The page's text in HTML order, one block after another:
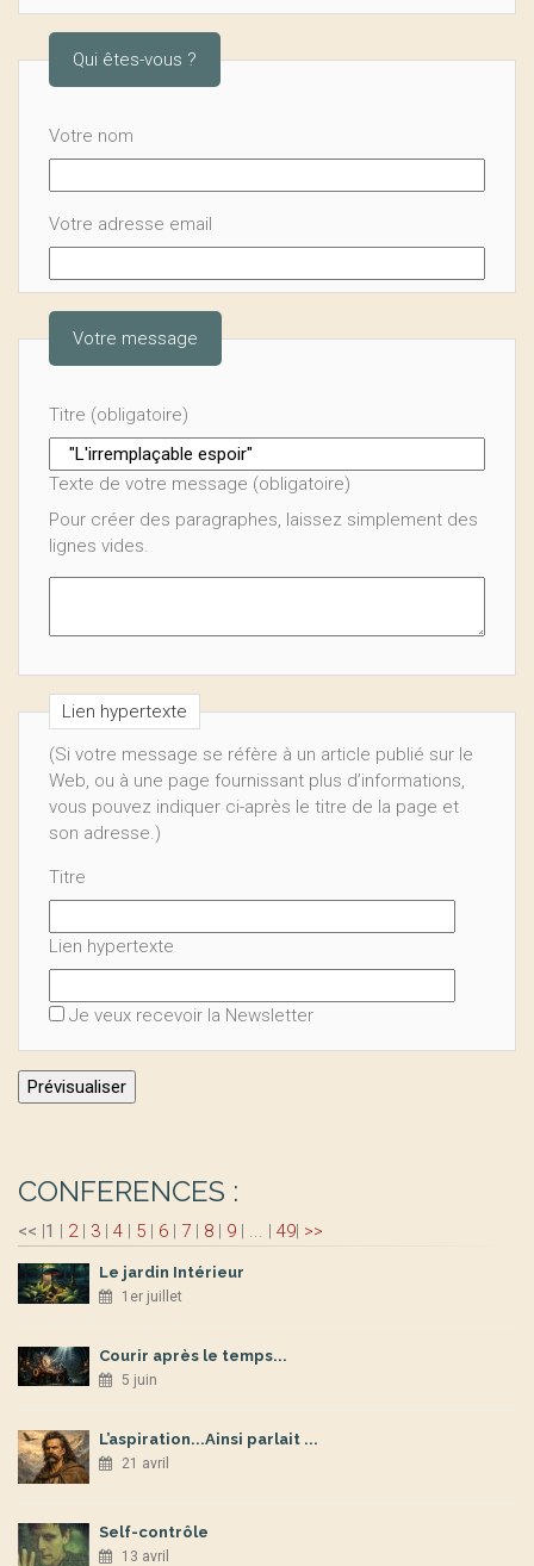
Qui êtes-vous ?
Votre nom
Votre adresse email
Votre message
Titre (obligatoire)
Texte de votre message (obligatoire)
Pour créer des paragraphes, laissez simplement des
lignes vides.
Lien hypertexte
(Si votre message se réfère à un article publié sur le
Web, ou à une page fournissant plus d’informations,
vous pouvez indiquer ci-après le titre de la page et
son adresse.)
Titre
Lien hypertexte
Je veux recevoir la Newsletter
CONFERENCES :
<< |1 | 2| 3 | 4 | 5 | 6 | 7 | 8 | 9 | ... | 49| >>
Le jardin Intérieur
1er juillet
Courir après le temps...
5 juin
L’aspiration...Ainsi parlait ...
21 avril
Self-contrôle
13 avril